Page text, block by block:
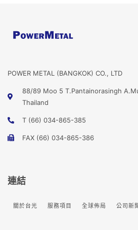
POWER METAL (BANGKOK) CO., LTD
88/89 Moo 5 T.Pantainorasingh
Thailand
T (66) 034-865-385
FAX (66) 034-865-386
連結
關於台光 服務項目 全球佈局 公司新